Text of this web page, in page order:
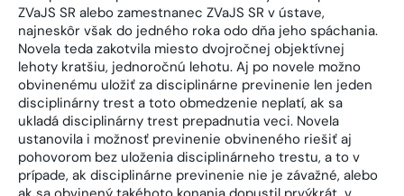
ZVaJS SR alebo zamestnanec ZVaJS SR v ústave,
najneskôr však do jedného roka odo dňa jeho spáchania.
Novela teda zakotvila miesto dvojročnej objektívnej
lehoty kratšiu, jednoročnú lehotu. Aj po novele možno
obvinenému uložiť za disciplinárne previnenie len jeden
disciplinárny trest a toto obmedzenie neplatí, ak sa
ukladá disciplinárny trest prepadnutia veci. Novela
ustanovila i možnosť previnenie obvineného riešiť aj
pohovorom bez uloženia disciplinárneho trestu, a to v
prípade, ak disciplinárne previnenie nie je závažné, alebo